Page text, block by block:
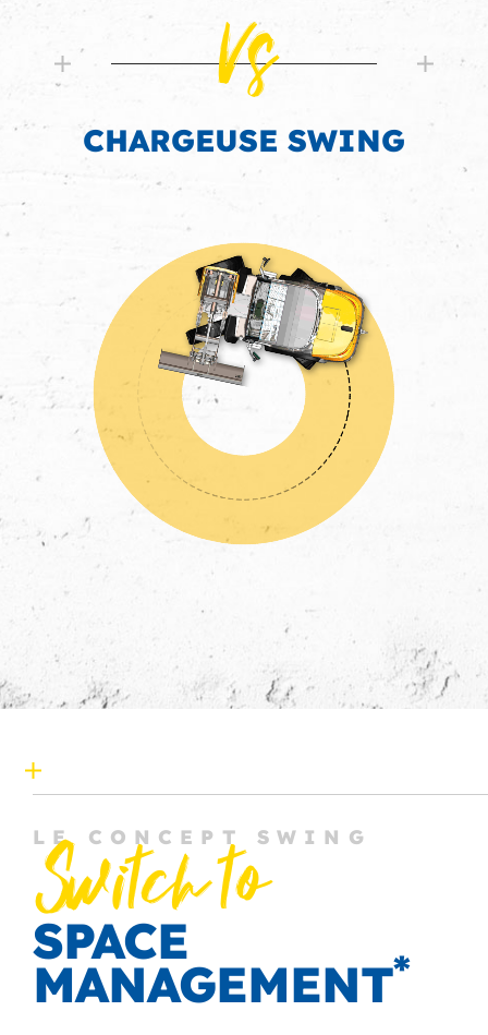
Vs
CHARGEUSE SWING
LE CONCEPT SWING
Switch to
SPACE
MANAGEMENT*